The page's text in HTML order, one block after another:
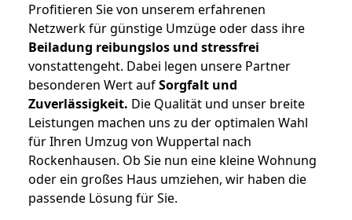
Profitieren Sie von unserem erfahrenen
Netzwerk für günstige Umzüge oder dass ihre
Beiladung reibungslos und stressfrei
vonstattengeht. Dabei legen unsere Partner
besonderen Wert aufSorgfalt und
Zuverlässigkeit. Die Qualität und unser breite
Leistungen machen uns zu der optimalen Wahl
für Ihren Umzug von Wuppertal nach
Rockenhausen. Ob Sie nun eine kleine Wohnung
oder ein großes Haus umziehen, wir haben die
passende Lösung für Sie.